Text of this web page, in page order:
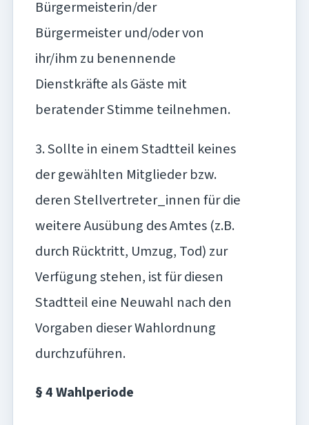
Bürgermeisterin/der
Bürgermeister und/oder von
ihr/ihm zu benennende
Dienstkräfte als Gäste mit
beratender Stimme teilnehmen.
3. Sollte in einem Stadtteil keines
der gewählten Mitglieder bzw.
deren Stellvertreter_innen für die
weitere Ausübung des Amtes (z.B.
durch Rücktritt, Umzug, Tod) zur
Verfügung stehen, ist für diesen
Stadtteil eine Neuwahl nach den
Vorgaben dieser Wahlordnung
durchzuführen.
§ 4 Wahlperiode